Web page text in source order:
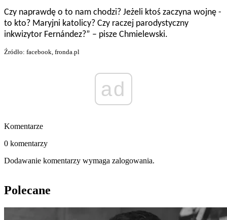
Czy naprawdę o to nam chodzi? Jeżeli ktoś zaczyna wojnę -
to kto? Maryjni katolicy? Czy raczej parodystyczny
inkwizytor Fernández?” – pisze Chmielewski.
Źródło: facebook, fronda.pl
ad
Komentarze
0 komentarzy
Dodawanie komentarzy wymaga zalogowania.
Polecane